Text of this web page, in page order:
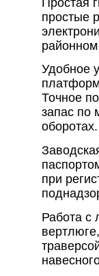
простые
Удобное
Точное
запас по
оборотах.
при
Работа с